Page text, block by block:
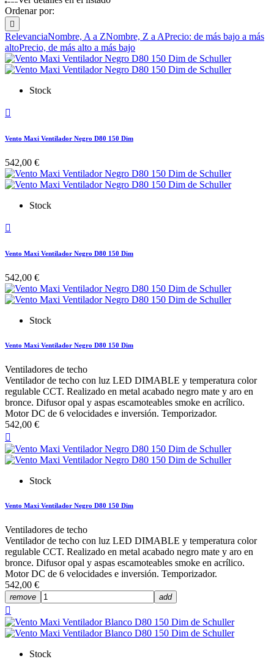
Ordenar por:

RelevanciaNombre, A a ZNombre, Z a APrecio: de más bajo a más
altoPrecio, de más alto a más bajo
Stock

Vento Maxi Ventilador Negro D80 150 Dim
542,00 €
Stock

Vento Maxi Ventilador Negro D80 150 Dim
542,00 €
Stock
Vento Maxi Ventilador Negro D80 150 Dim
Ventiladores de techo
Ventilador de techo con luz LED DIMABLE y temperatura color
regulable CCT. Realizado en metal acabado negro mate y aro en
bronce. Difusor opal y aspas escamoteables smoke en acrílico.
Motor DC de 6 velocidades e inversión. Temporizador.
542,00 €

Stock
Vento Maxi Ventilador Negro D80 150 Dim
Ventiladores de techo
Ventilador de techo con luz LED DIMABLE y temperatura color
regulable CCT. Realizado en metal acabado negro mate y aro en
bronce. Difusor opal y aspas escamoteables smoke en acrílico.
Motor DC de 6 velocidades e inversión. Temporizador.
542,00 €
remove add

Stock